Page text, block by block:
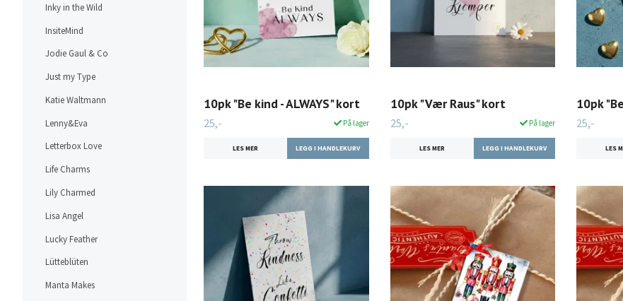
Inky in the Wild
InsiteMind
Jodie Gaul & Co
Just my Type
Katie Waltmann
Lenny&Eva
Letterbox Love
Life Charms
Lily Charmed
Lisa Angel
Lucky Feather
Lütteblüten
Manta Makes
10pk "Be kind - ALWAYS" kort
25,- På lager
LES MER
10pk "Vær Raus" kort
25,- På lager
LES MER
10pk
25,-
LES